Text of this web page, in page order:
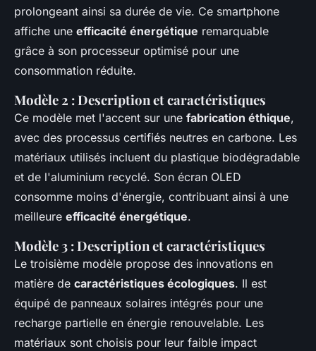
prolongeant ainsi sa durée de vie. Ce smartphone
affiche une efficacité énergétique remarquable
grâce à son processeur optimisé pour une
consommation réduite.
Modèle 2 : Description et caractéristiques
Ce modèle met l'accent sur une fabrication éthique,
avec des processus certifiés neutres en carbone. Les
matériaux utilisés incluent du plastique biodégradable
et de l'aluminium recyclé. Son écran OLED
consomme moins d'énergie, contribuant ainsi à une
meilleure efficacité énergétique.
Modèle 3 : Description et caractéristiques
Le troisième modèle propose des innovations en
matière de caractéristiques écologiques. Il est
équipé de panneaux solaires intégrés pour une
recharge partielle en énergie renouvelable. Les
matériaux sont choisis pour leur faible impact